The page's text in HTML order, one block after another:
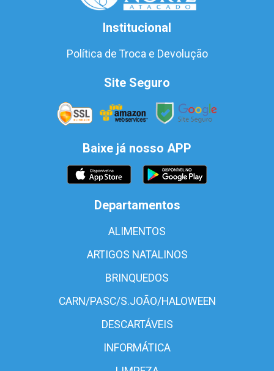
Institucional
Política de Troca e Devolução
Site Seguro
Baixe já nosso APP
Departamentos
ALIMENTOS
ARTIGOS NATALINOS
BRINQUEDOS
CARN/PASC/S.JOÃO/HALOWEEN
DESCARTÁVEIS
INFORMÁTICA